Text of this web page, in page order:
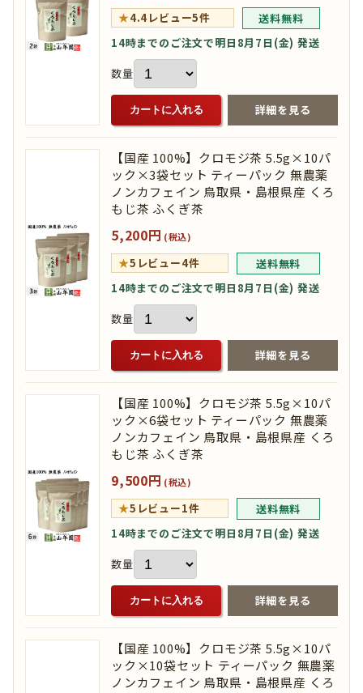
★4.4レビュー5件
送料無料
14時までのご注文で明日8月7日(金) 発送
数量
カートに入れる 詳細を見る
【国産 100%】クロモジ茶 5.5g×10パ
ック×3袋セット ティーパック 無農薬
ノンカフェイン 鳥取県・島根県産 くろ
もじ茶 ふくぎ茶
5,200円 (税込)
★5 レビュー4件
送料無料
14時までのご注文で明日8月7日(金) 発送
数量
カートに入れる 詳細を見る
【国産 100%】クロモジ茶 5.5g×10パ
ック×6袋セット ティーパック 無農薬
ノンカフェイン 鳥取県・島根県産 くろ
もじ茶 ふくぎ茶
9,500円 (税込)
★5 レビュー1件
送料無料
14時までのご注文で明日8月7日(金) 発送
数量
カートに入れる 詳細を見る
【国産 100%】クロモジ茶 5.5g×10パ
ック×10袋セット ティーパック 無農薬
ノンカフェイン 鳥取県・島根県産 くろ